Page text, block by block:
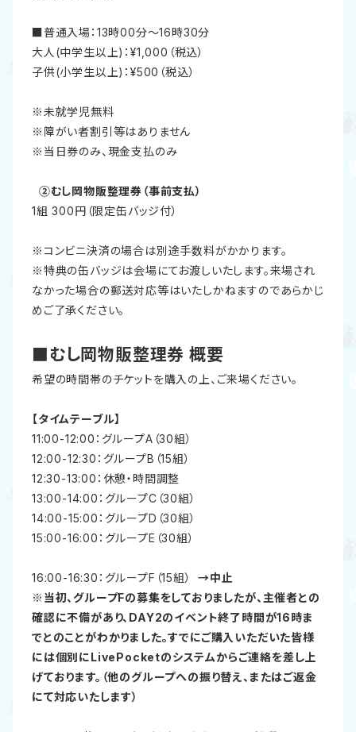
■普通入場：13時00分～16時30分
大人(中学生以上)：¥1,000（税込）
子供(小学生以上)：¥500（税込）
※未就学児無料
※障がい者割引等はありません
※当日券のみ、現金支払のみ
②むし岡物販整理券（事前支払）
1組 300円（限定缶バッジ付）
※コンビニ決済の場合は別途手数料がかかります。
※特典の缶バッジは会場にてお渡しいたします。来場され
なかった場合の郵送対応等はいたしかねますのであらかじ
めご了承ください。
■むし岡物販整理券 概要
希望の時間帯のチケットを購入の上、ご来場ください。
【タイムテーブル】
11:00-12:00：グループA（30組）
12:00-12:30：グループB（15組）
12:30-13:00：休憩・時間調整
13:00-14:00：グループC（30組）
14:00-15:00：グループD（30組）
15:00-16:00：グループE（30組）
16:00-16:30：グループF（15組）→中止
※当初、グループFの募集をしておりましたが、主催者との
確認に不備があり、DAY2のイベント終了時間が16時ま
でとのことがわかりました。すでにご購入いただいた皆様
には個別にLivePocketのシステムからご連絡を差し上
げております。（他のグループへの振り替え、またはご返金
にて対応いたします）